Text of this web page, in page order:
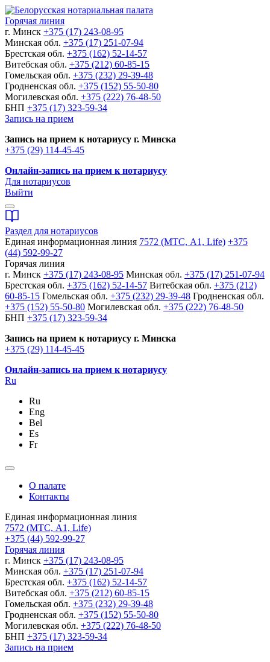
Горячая линия
г. Минск +375 (17) 243-08-95
Минская обл. +375 (17) 251-07-94
Брестская обл. +375 (162) 52-14-57
Витебская обл. +375 (212) 60-85-15
Гомельская обл. +375 (232) 29-39-48
Гродненская обл. +375 (152) 55-50-80
Могилевская обл. +375 (222) 76-48-50
БНП +375 (17) 323-59-34
Запись на прием
Запись на прием к нотариусу г. Минска
+375 (29) 114-45-45
Онлайн-запись на прием к нотариусу
Для нотариусов
Выйти
Раздел для нотариусов
Единая информационная линия 7572 (МТС, A1, Life) +375
(44) 592-99-27
Горячая линия
г. Минск +375 (17) 243-08-95 Минская обл. +375 (17) 251-07-94
Брестская обл. +375 (162) 52-14-57 Витебская обл. +375 (212)
60-85-15 Гомельская обл. +375 (232) 29-39-48 Гродненская обл.
+375 (152) 55-50-80 Могилевская обл. +375 (222) 76-48-50
БНП +375 (17) 323-59-34
Запись на прием к нотариусу г. Минска
+375 (29) 114-45-45
Онлайн-запись на прием к нотариусу
Ru
Ru
Eng
Bel
Es
Fr
О палате
Контакты
Единая информационная линия
7572 (МТС, A1, Life)
+375 (44) 592-99-27
Горячая линия
г. Минск +375 (17) 243-08-95
Минская обл. +375 (17) 251-07-94
Брестская обл. +375 (162) 52-14-57
Витебская обл. +375 (212) 60-85-15
Гомельская обл. +375 (232) 29-39-48
Гродненская обл. +375 (152) 55-50-80
Могилевская обл. +375 (222) 76-48-50
БНП +375 (17) 323-59-34
Запись на прием